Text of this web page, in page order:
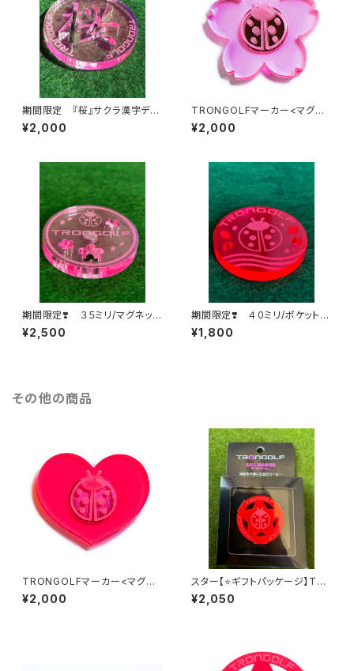
期間限定 『桜』サクラ漢字デザ
イン
¥2,000
TRONGOLFマーカー<マグネ
ット>(サクラ)
¥2,000
期間限定❣️ ３５ミリ/マグネッ
ト サクラデザイン
¥2,500
期間限定❣️ ４０ミリ/ポケット
サクラデザイン
¥1,800
その他の商品
TRONGOLFマーカー<マグネ
ット>(ハート
¥2,000
スター【⭐️ギフトパッケージ】TR
ONGOLF Crystal /トロンゴル
フ クリスタル/スター
¥2,050